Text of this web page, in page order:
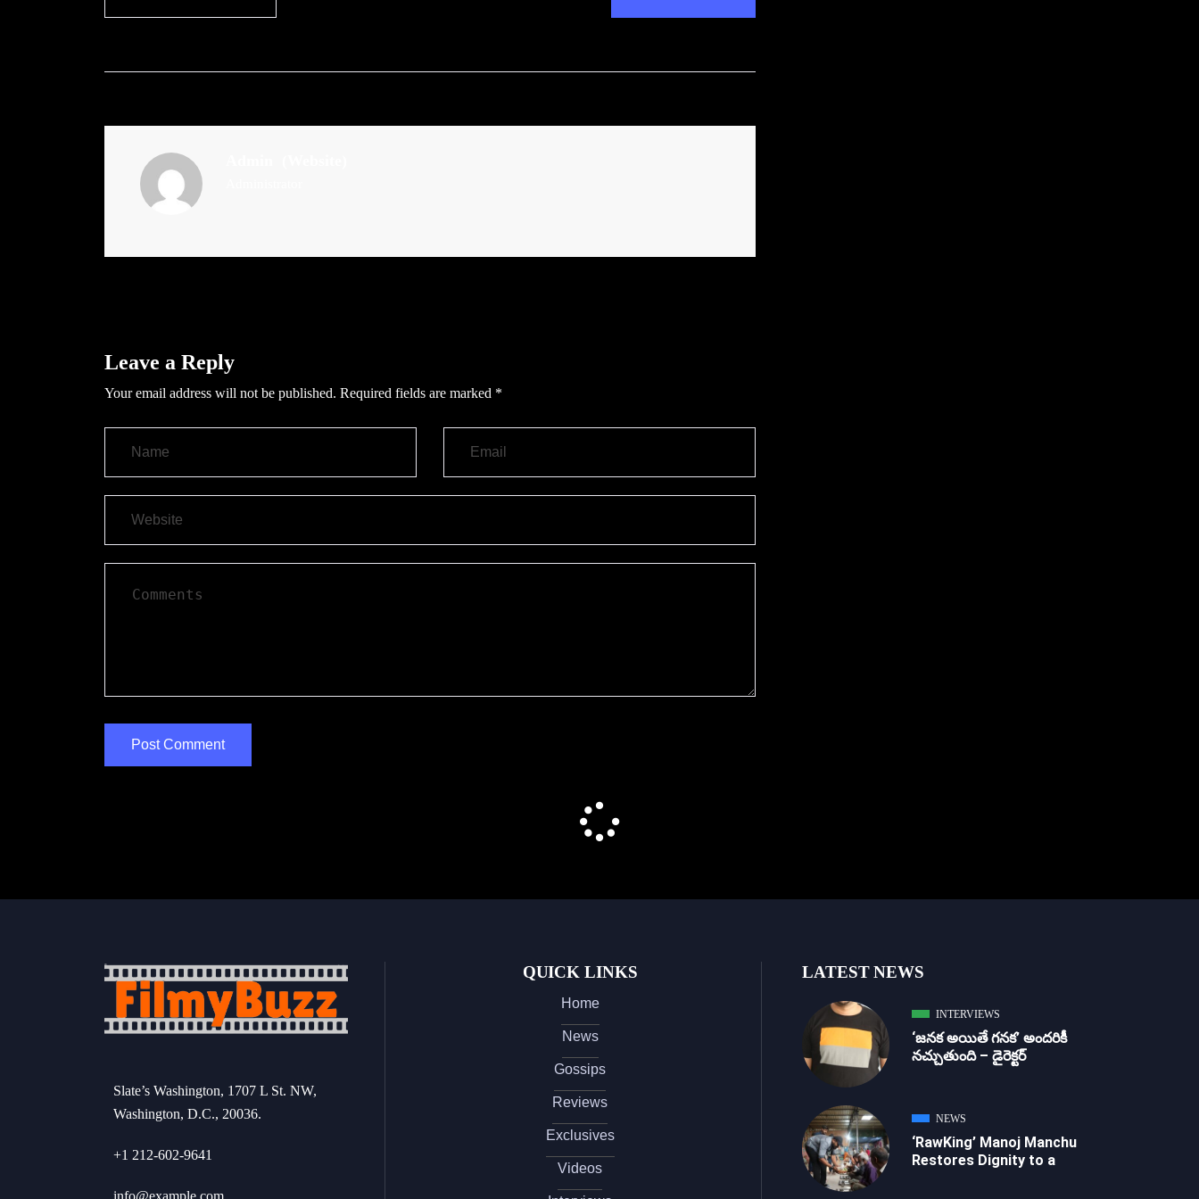
Leave a Reply
Your email address will not be published. Required fields are marked *
Slate’s Washington, 1707 L St. NW,
Washington, D.C., 20036.
+1 212-602-9641
info@example.com
QUICK LINKS
Home
News
Gossips
Reviews
Exclusives
Videos
LATEST NEWS
INTERVIEWS
‘జ‌న‌క అయితే గ‌న‌క‌’ అందరికీ
నచ్చుతుంది – డైరెక్ట‌ర్
NEWS
‘RawKing’ Manoj Manchu
Restores Dignity to a